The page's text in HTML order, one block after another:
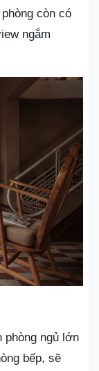
còn có
ngắm
phòng ngủ lớn
bếp, sẽ